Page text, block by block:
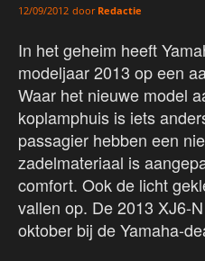
12/09/2012 door Redactie
In het geheim heeft
modeljaar 2013 op een
Waar het nieuwe model
koplamphuis is iets
passagier hebben een
zadelmateriaal is
comfort. Ook de licht
vallen op. De 2013 XJ6-
oktober bij de Yamaha-